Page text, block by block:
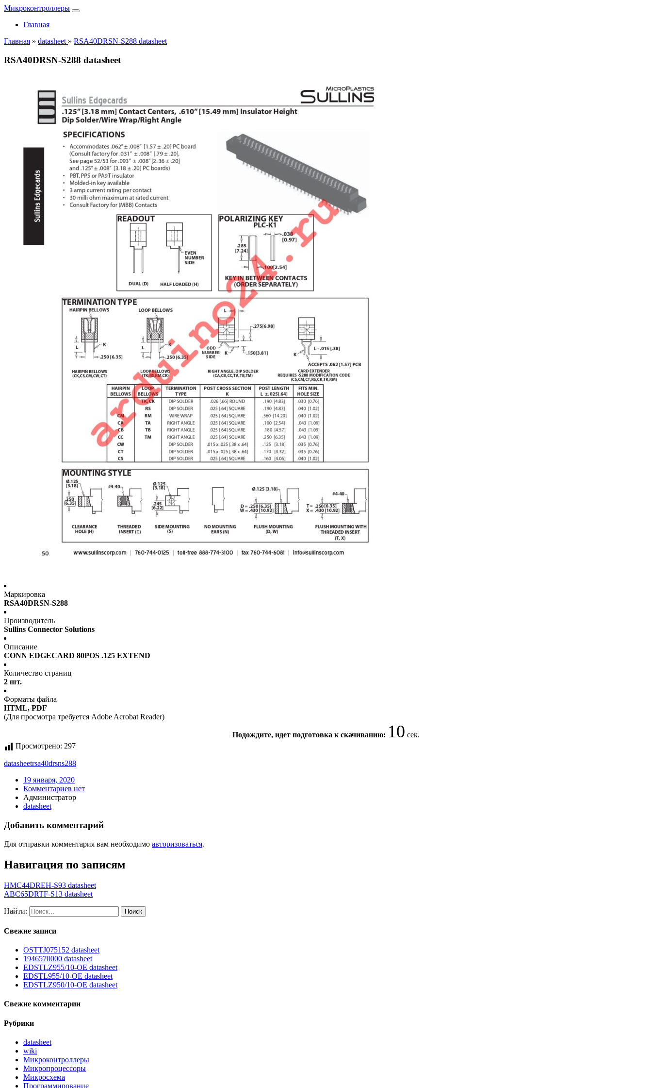
Микроконтроллеры
Главная
Главная » datasheet » RSA40DRSN-S288 datasheet
RSA40DRSN-S288 datasheet
Маркировка
RSA40DRSN-S288
Производитель
Sullins Connector Solutions
Описание
CONN EDGECARD 80POS .125 EXTEND
Количество страниц
2 шт.
Форматы файла
HTML, PDF
(Для просмотра требуется Adobe Acrobat Reader)
Подождите, идет подготовка к скачиванию: 10 сек.
Просмотрено: 297
datasheetrsa40drsns288
19 января, 2020
Комментариев нет
Администратор
datasheet
Добавить комментарий
Для отправки комментария вам необходимо авторизоваться.
Навигация по записям
HMC44DREH-S93 datasheet
ABC65DRTF-S13 datasheet
Найти:
Свежие записи
OSTTJ075152 datasheet
1946570000 datasheet
EDSTLZ955/10-OE datasheet
EDSTL955/10-OE datasheet
EDSTLZ950/10-OE datasheet
Свежие комментарии
Рубрики
datasheet
wiki
Микроконтроллеры
Микропроцессоры
Микросхема
Программирование